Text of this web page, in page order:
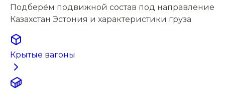
Подберём подвижной состав под направление
Казахстан Эстония и характеристики груза
Крытые вагоны